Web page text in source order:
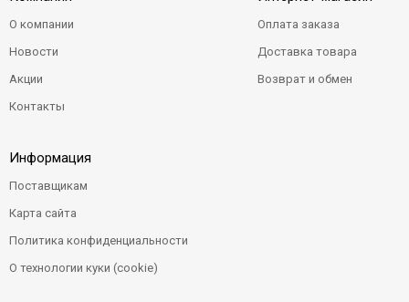
О компании
Новости
Акции
Контакты
Оплата заказа
Доставка товара
Возврат и обмен
Информация
Поставщикам
Карта сайта
Политика конфиденциальности
О технологии куки (cookie)